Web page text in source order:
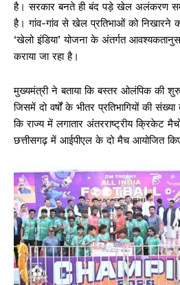
है। सरकार बनते ही बंद पड़े खेल अलंकरण
है। गांव-गांव से खेल प्रतिभाओं को निखारने
‘खेलो इंडिया’ योजना के अंतर्गत
कराया जा रहा है।
मुख्यमंत्री ने बताया कि बस्तर ओलंपिक की
जिसमें दो वर्षों के भीतर प्रतिभागियों की
कि राज्य में लगातार अंतरराष्ट्रीय क्रिकेट
छत्तीसगढ़ में आईपीएल के दो मैच आयोजित किए